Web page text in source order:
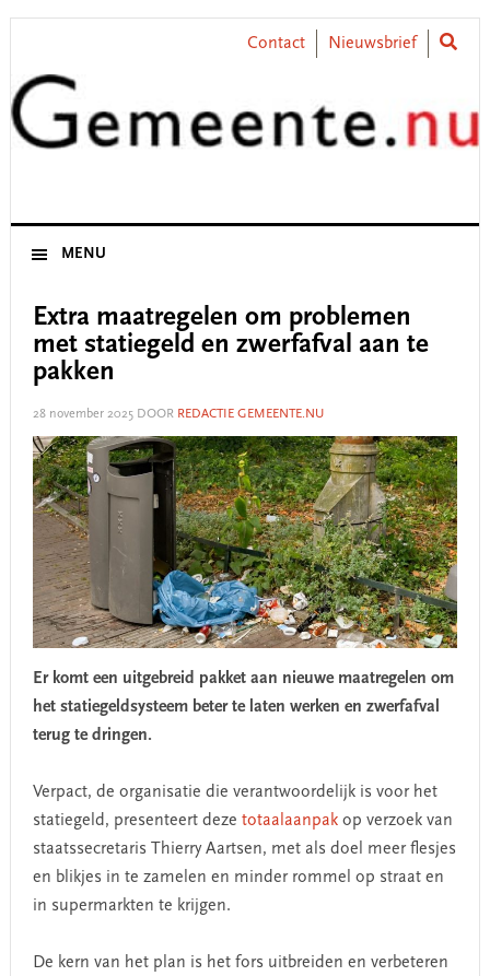
Skip
primary
navigation
Skip
content
Skip
primary
sidebar
Skip
footer
Contact Nieuwsbrief
MENU
Extra maatregelen om problemen
met statiegeld en zwerfafval aan te
pakken
28 november 2025DOOR REDACTIE GEMEENTE.NU
Er komt een uitgebreid pakket aan nieuwe maatregelen om
het statiegeldsysteem beter te laten werken en zwerfafval
terug te dringen.
Verpact, de organisatie die verantwoordelijk is voor het
statiegeld, presenteert deze totaalaanpakop verzoek van
staatssecretaris Thierry Aartsen, met als doel meer flesjes
en blikjes in te zamelen en minder rommel op straat en
in supermarkten te krijgen.
De kern van het plan is het fors uitbreiden en verbeteren